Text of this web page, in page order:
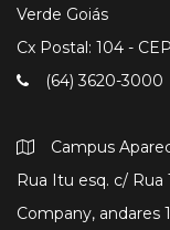
Verde Goiás
Cx Postal: 104 -
(64) 3620-3000
Campus
Rua Itu esq. c/ Rua
Company, andares